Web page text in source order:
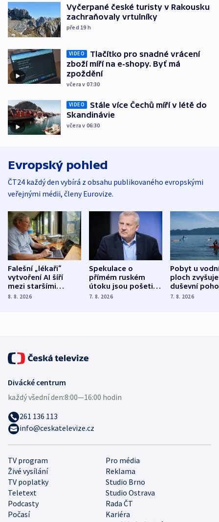
Vyčerpané české turisty v Rakousku
zachraňovaly vrtulníky
před 19 h
VIDEO
Tlačítko pro snadné vrácení
zboží míří na e-shopy. Byť má
zpoždění
včera v 07:30
VIDEO
Stále více Čechů míří v létě do
Skandinávie
včera v 06:30
Evropský pohled
ČT24 každý den vybírá z obsahu publikovaného evropskými
veřejnými médii, členy Eurovize.
Falešní „lékaři“
vytvoření AI šíří
mezi staršími
Poláky nebezpečné
8. 8. 2026
Spekulace o
přímém ruském
útoku jsou pošetilé,
míní estonský
7. 8. 2026
Pobyt u
ploch zvyšuje
duševní
ukázala
7. 8. 2026
TV program
Pro média
Živé vysílání
Reklama
TV poplatky
Studio Brno
Teletext
Studio Ostrava
Podcasty
Rada ČT
Počasí
Kariéra
Divácké centrum
každý všední den:8:00—16:00 hodin
261 136 113
info@ceskatelevize.cz